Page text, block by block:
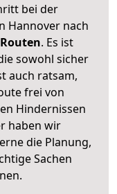
bei der
Hannover nach
. Es ist
sowohl sicher
auch ratsam,
frei von
Hindernissen
haben wir
die Planung,
Sachen